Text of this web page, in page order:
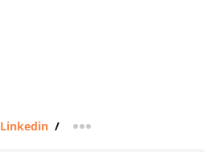
Linkedin / more sharing option